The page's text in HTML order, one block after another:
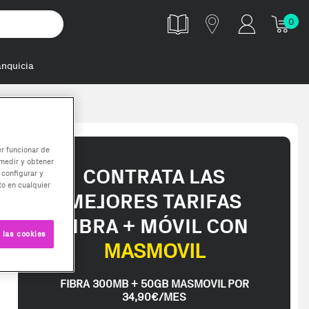
0
CONTRATA LAS
MEJORES TARIFAS
FIBRA + MÓVIL CON
MASMOVIL
FIBRA 300MB + 50GB MASMOVIL POR
34,90€/MES
funcionar de
y obtener
y
en cualquier
cookies